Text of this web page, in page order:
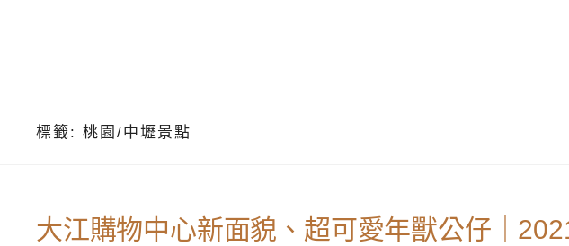
標籤: 桃園/中壢景點
大江購物中心新面貌、超可愛年獸公仔｜